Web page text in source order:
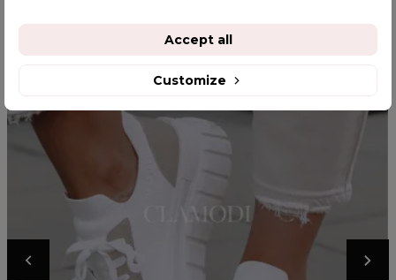
Customize
Accept all